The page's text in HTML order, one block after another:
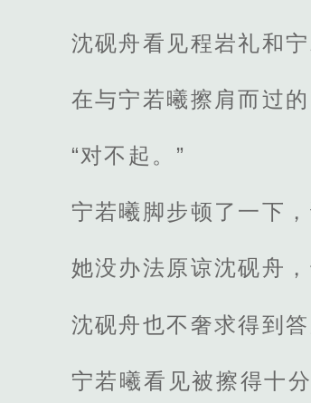
沈砚舟看见程岩礼和
在与宁若曦擦肩而过
“对不起。”
宁若曦脚步顿了一下
她没办法原谅沈砚舟
沈砚舟也不奢求得到答
宁若曦看见被擦得十